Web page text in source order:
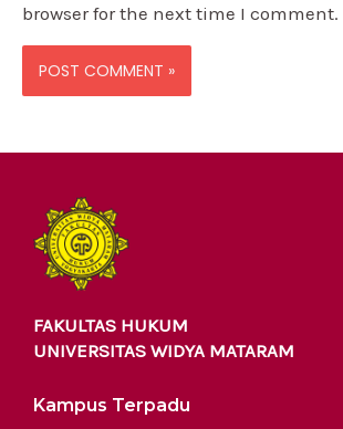
browser for the next time I comment.
FAKULTAS HUKUM
UNIVERSITAS WIDYA MATARAM
Kampus Terpadu